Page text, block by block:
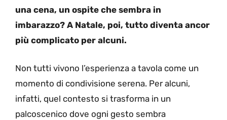
una cena, un ospite che sembra in
imbarazzo? A Natale, poi, tutto diventa ancor
più complicato per alcuni.
Non tutti vivono l’esperienza a tavola come un
momento di condivisione serena. Per alcuni,
infatti, quel contesto si trasforma in un
palcoscenico dove ogni gesto sembra